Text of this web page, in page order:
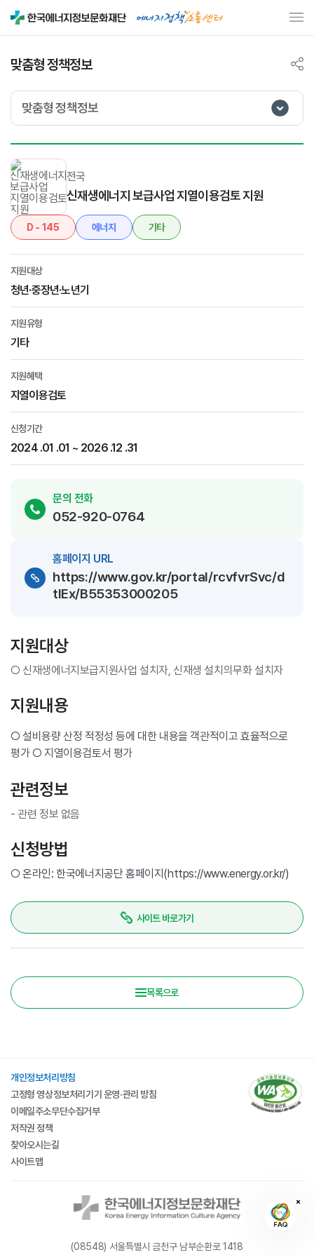
맞춤형 정책정보
맞춤형 정책정보
전국
신재생에너지 보급사업 지열이용검토 지원
D - 145 에너지 기타
지원대상
청년·중장년·노년기
지원유형
기타
지원혜택
지열이용검토
신청기간
2024 .01 .01 ~ 2026 .12 .31
문의 전화
052-920-0764
홈페이지 URL
https://www.gov.kr/portal/rcvfvrSvc/d
tlEx/B55353000205
지원대상
○ 신재생에너지보급지원사업 설치자, 신재생 설치의무화 설치자
지원내용
○ 설비용량 산정 적정성 등에 대한 내용을 객관적이고 효율적으로
평가 ○ 지열이용검토서 평가
관련정보
- 관련 정보 없음
신청방법
○온라인: 한국에너지공단 홈페이지(https://www.energy.or.kr/)
사이트 바로가기
목록으로
개인정보처리방침
고정형 영상정보처리기기 운영·관리 방침
이메일주소무단수집거부
저작권 정책
찾아오시는길
사이트맵
(08548) 서울특별시 금천구 남부순환로 1418